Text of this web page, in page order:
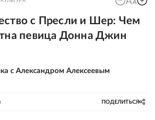
с Пресли и Шер: Чем
певица Донна Джин
с Александром Алексеевым
ПОДЕЛИТЬСЯ